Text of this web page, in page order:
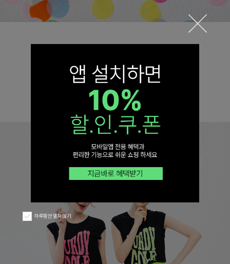
하루동안 열지 않기